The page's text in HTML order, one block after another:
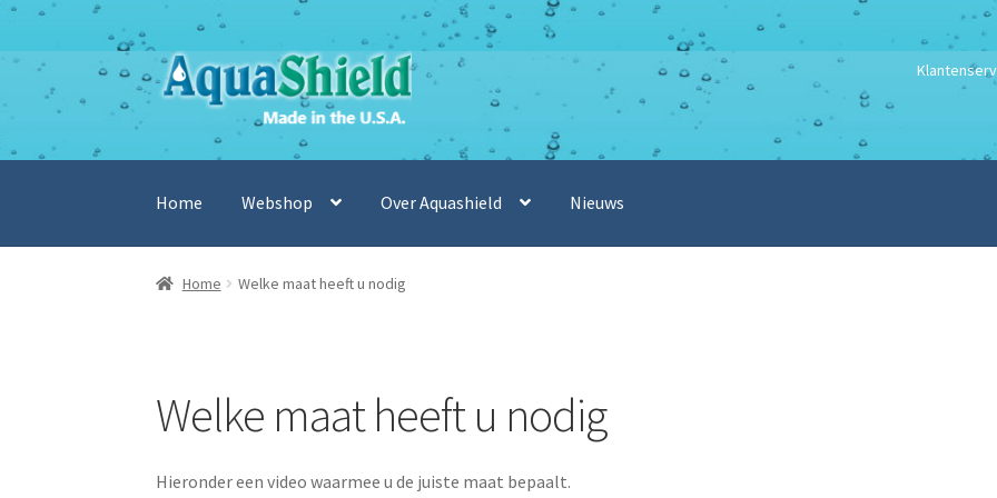
Ga
door
navigatie
Ga
naar
Home Webshop Over Aquashield Nieuws
Home Welke maat heeft u nodig
Welke maat heeft u nodig
Hieronder een video waarmee u de juiste maat bepaalt.